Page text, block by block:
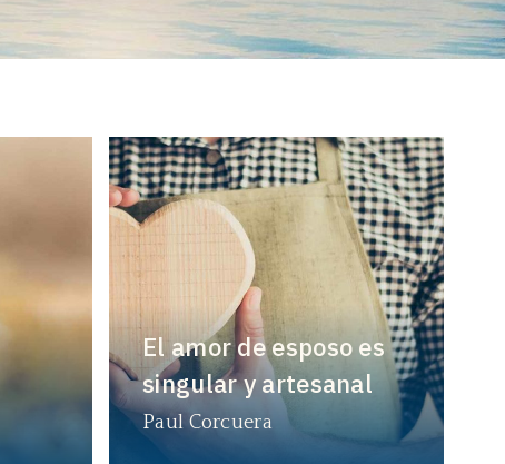
El amor de esposo es
singular y artesanal
Paul Corcuera